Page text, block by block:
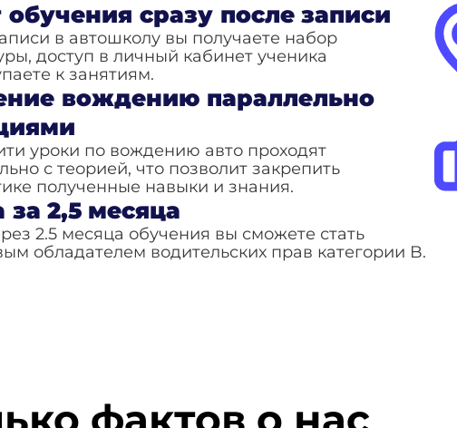
обучения сразу после записи
в автошколу вы получаете набор
доступ в личный кабинет ученика
к занятиям.
вождению параллельно
уроки по вождению авто проходят
с теорией, что позволит закрепить
полученные навыки и знания.
за 2,5 месяца
2.5 месяца обучения вы сможете стать
обладателем водительских прав категории B.